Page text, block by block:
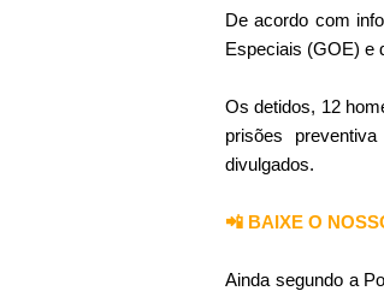
De acordo com
Especiais (GOE) e
Os detidos, 12
prisões
divulgados.
📲 BAIXE O
Ainda segundo a